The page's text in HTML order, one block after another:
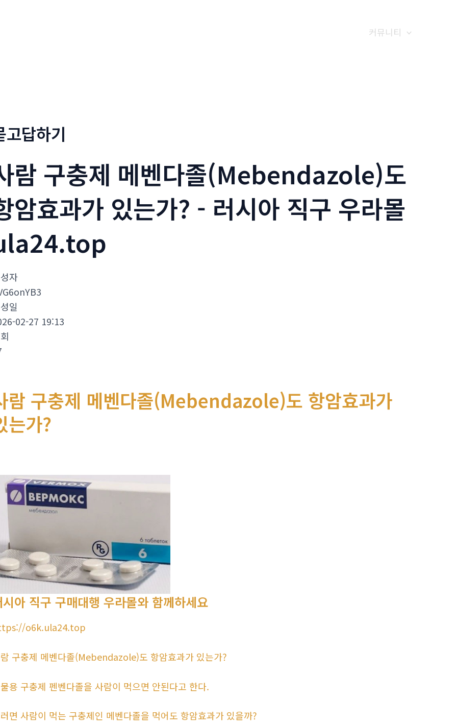
커뮤니티
고답하기
람 구충제 메벤다졸(Mebendazole)도
암효과가 있는가? - 러시아 직구 우라몰
자
일
02-27 19:13
람 구충제 메벤다졸(Mebendazole)도 항암효과가
는가?
아 직구 구매대행 우라몰와 함께하세요
o6k.ula24.top
구충제 메벤다졸(Mebendazole)도 항암효과가 있는가?
용 구충제 펜벤다졸을 사람이 먹으면 안된다고 한다.
면 사람이 먹는 구충제인 메벤다졸을 먹어도 항암효과가 있을까?